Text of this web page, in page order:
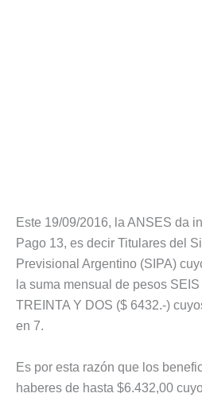
Este 19/09/2016, la ANSES da
Pago 13, es decir Titulares del
Previsional Argentino (SIPA)
la suma mensual de pesos
TREINTA Y DOS ($ 6432.-)
en 7.
Es por esta razón que los
haberes de hasta $6.432,00